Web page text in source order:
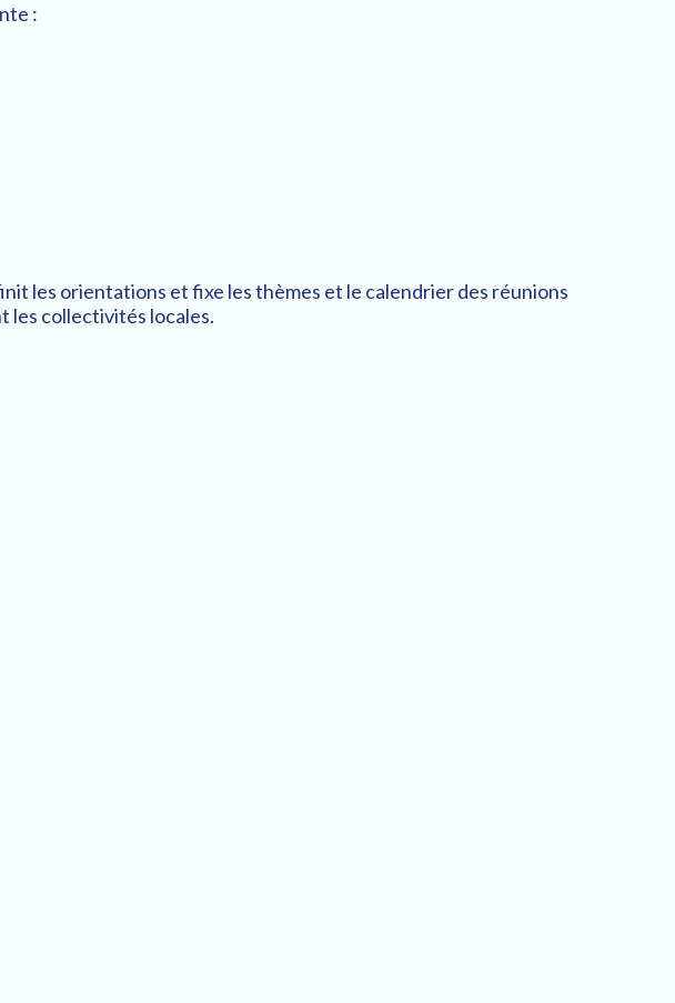
:
les orientations et fixe les thèmes et le calendrier des réunions
les collectivités locales.